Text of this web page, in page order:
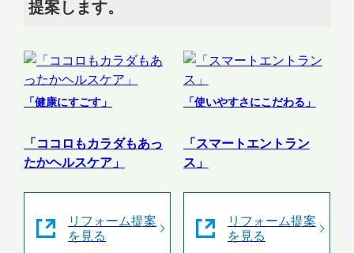
提案します。
「健康にすごす」
「ココロもカラダもあっ
たかヘルスケア」
リフォーム提案
を見る
「使いやすさにこだわる」
「スマートエントラン
ス」
リフォーム提案
を見る